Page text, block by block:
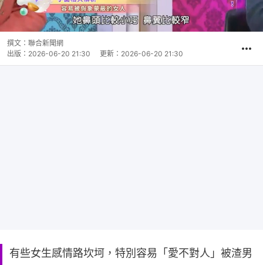
撰文： 聯合新聞網
出版： 2026-06-20 21:30 更新： 2026-06-20 21:30
有些女生感情路坎坷，特別容易「愛不對人」被渣男